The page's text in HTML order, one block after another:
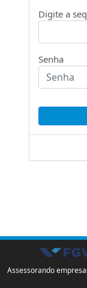
Digite a
Senha
Assessorando